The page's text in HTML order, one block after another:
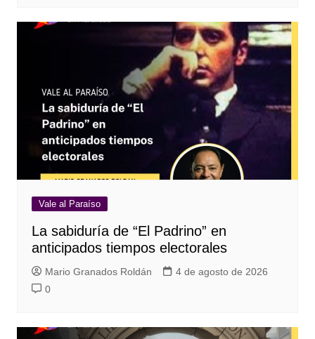
Vale al Paraíso
La sabiduría de “El Padrino” en
anticipados tiempos electorales
Mario Granados Roldán
4 de agosto de 2026
0